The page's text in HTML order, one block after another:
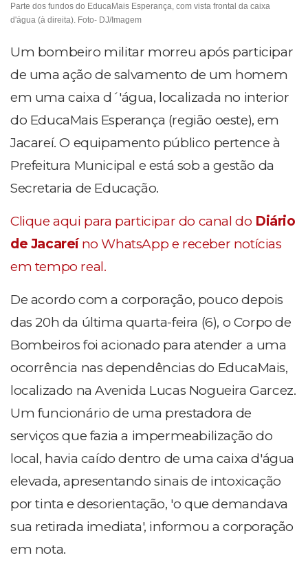
Parte dos fundos do EducaMais Esperança, com vista frontal da caixa
d'água (à direita). Foto- DJ/Imagem
Um bombeiro militar morreu após participar
de uma ação de salvamento de um homem
em uma caixa d´'água, localizada no interior
do EducaMais Esperança (região oeste), em
Jacareí. O equipamento público pertence à
Prefeitura Municipal e está sob a gestão da
Secretaria de Educação.
Clique aqui para participar do canal do Diário
de Jacareíno WhatsApp e receber notícias
em tempo real.
De acordo com a corporação, pouco depois
das 20h da última quarta-feira (6), o Corpo de
Bombeiros foi acionado para atender a uma
ocorrência nas dependências do EducaMais,
localizado na Avenida Lucas Nogueira Garcez.
Um funcionário de uma prestadora de
serviços que fazia a impermeabilização do
local, havia caído dentro de uma caixa d'água
elevada, apresentando sinais de intoxicação
por tinta e desorientação, 'o que demandava
sua retirada imediata', informou a corporação
em nota.